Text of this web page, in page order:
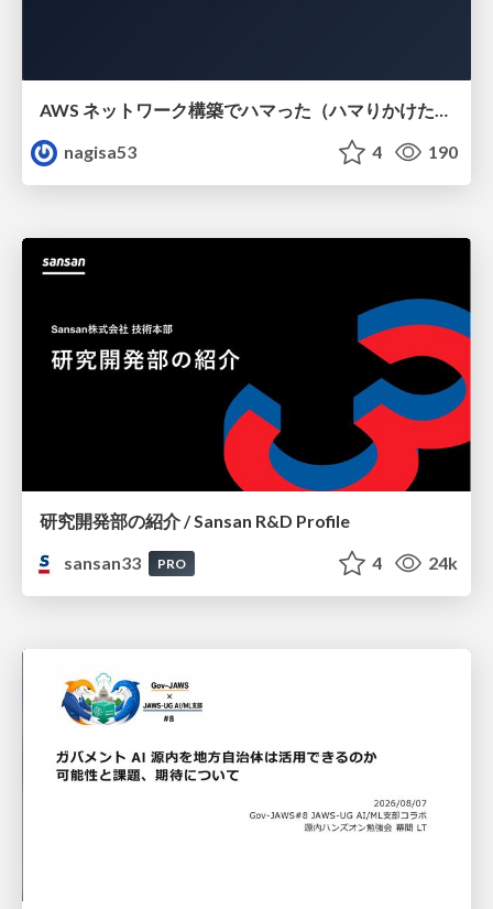
AWS ネットワーク構築でハマった（ハマりかけた） 5選とそこから得た教訓
nagisa53
4 190
研究開発部の紹介 / Sansan R&D Profile
sansan33
PRO 4 24k